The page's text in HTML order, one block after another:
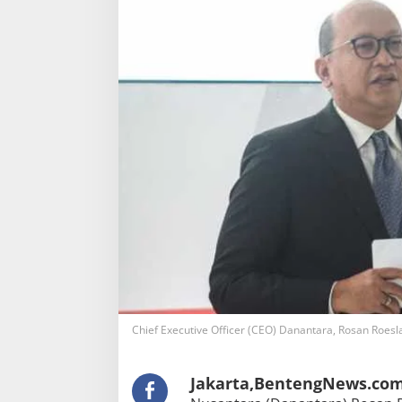
Chief Executive Officer (CEO) Danantara, Rosan